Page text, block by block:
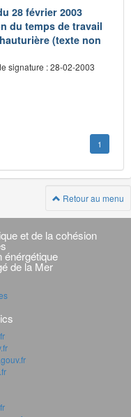
28 février 2003
du temps de travail
(texte non
signature : 28-02-2003
1
Retour au menu
et de la cohésion
énérgétique
de la Mer